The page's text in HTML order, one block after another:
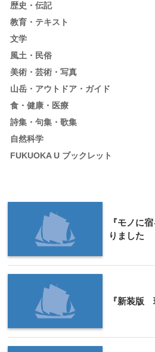
歴史・伝記
教育・テキスト
文学
風土・民俗
美術・芸術・写真
山岳・アウトドア・ガイド
食・健康・医療
詩集・句集・歌集
自然科学
FUKUOKA U ブックレット
『モノに
りました
『新装版